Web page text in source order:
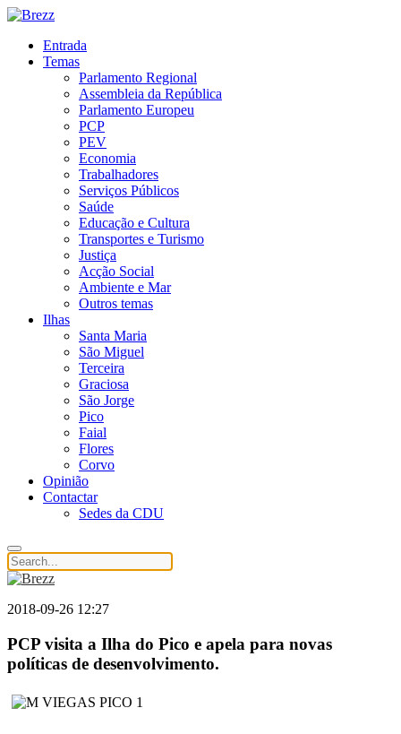
Entrada
Temas
Parlamento Regional
Assembleia da República
Parlamento Europeu
PCP
PEV
Economia
Trabalhadores
Serviços Públicos
Saúde
Educação e Cultura
Transportes e Turismo
Justiça
Acção Social
Ambiente e Mar
Outros temas
Ilhas
Santa Maria
São Miguel
Terceira
Graciosa
São Jorge
Pico
Faial
Flores
Corvo
Opinião
Contactar
Sedes da CDU
2018-09-26 12:27
PCP visita a Ilha do Pico e apela para novas
políticas de desenvolvimento.